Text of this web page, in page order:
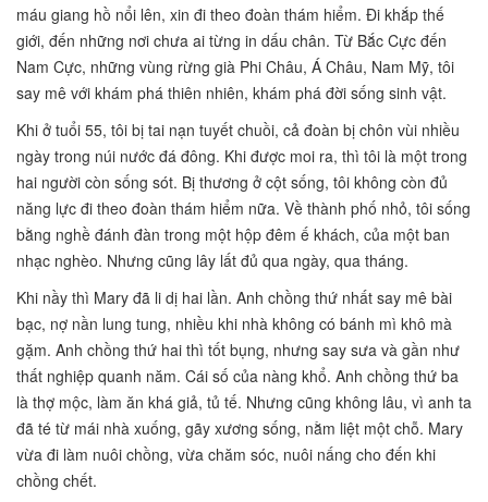
máu giang hồ nổi lên, xin đi theo đoàn thám hiểm. Đi khắp thế
giới, đến những nơi chưa ai từng in dấu chân. Từ Bắc Cực đến
Nam Cực, những vùng rừng già Phi Châu, Á Châu, Nam Mỹ, tôi
say mê với khám phá thiên nhiên, khám phá đời sống sinh vật.
Khi ở tuổi 55, tôi bị tai nạn tuyết chuồi, cả đoàn bị chôn vùi nhiều
ngày trong núi nước đá đông. Khi được moi ra, thì tôi là một trong
hai người còn sống sót. Bị thương ở cột sống, tôi không còn đủ
năng lực đi theo đoàn thám hiểm nữa. Về thành phố nhỏ, tôi sống
bằng nghề đánh đàn trong một hộp đêm ế khách, của một ban
nhạc nghèo. Nhưng cũng lây lất đủ qua ngày, qua tháng.
Khi nầy thì Mary đã li dị hai lần. Anh chồng thứ nhất say mê bài
bạc, nợ nần lung tung, nhiều khi nhà không có bánh mì khô mà
gặm. Anh chồng thứ hai thì tốt bụng, nhưng say sưa và gần như
thất nghiệp quanh năm. Cái số của nàng khổ. Anh chồng thứ ba
là thợ mộc, làm ăn khá giả, tủ tế. Nhưng cũng không lâu, vì anh ta
đã té từ mái nhà xuống, gãy xương sống, nằm liệt một chỗ. Mary
vừa đi làm nuôi chồng, vừa chăm sóc, nuôi nấng cho đến khi
chồng chết.